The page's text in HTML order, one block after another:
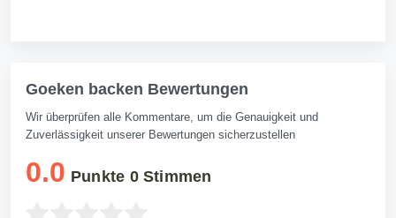
Goeken backen Bewertungen
Wir überprüfen alle Kommentare, um die Genauigkeit und
Zuverlässigkeit unserer Bewertungen sicherzustellen
0.0 Punkte 0Stimmen